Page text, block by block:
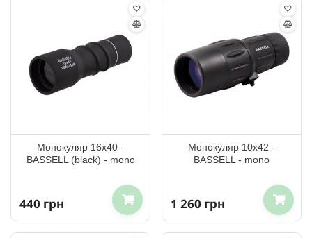
Монокуляр 16x40 -
BASSELL (black) - mono
440 грн
Монокуляр 10x42 -
BASSELL - mono
1 260 грн